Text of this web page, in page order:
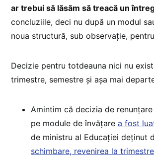
ar trebui să lăsăm să treacă un
concluziile, deci nu după un modul
noua structură, sub observație,
Decizie pentru totdeauna nici nu
trimestre, semestre și așa mai
Amintim că decizia de
pe module de învățare a fost
de ministru al Educației deținut
schimbare, revenirea la trimestre